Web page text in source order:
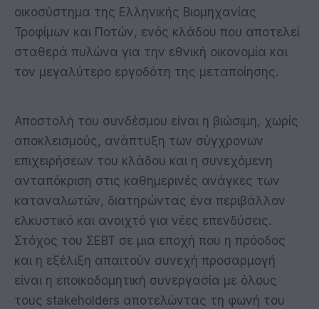
οικοσύστημα της Ελληνικής Βιομηχανίας
Τροφίμων και Ποτών, ενός κλάδου που αποτελεί
σταθερά πυλώνα για την εθνική οικονομία και
τον μεγαλύτερο εργοδότη της μεταποίησης.
Αποστολή του συνδέσμου είναι η βιώσιμη, χωρίς
αποκλεισμούς, ανάπτυξη των σύγχρονων
επιχειρήσεων του κλάδου και η συνεχόμενη
ανταπόκριση στις καθημερινές ανάγκες των
καταναλωτών, διατηρώντας ένα περιβάλλον
ελκυστικό και ανοιχτό για νέες επενδύσεις.
Στόχος του ΣΕΒΤ σε μια εποχή που η πρόοδος
και η εξέλιξη απαιτούν συνεχή προσαρμογή
είναι η εποικοδομητική συνεργασία με όλους
τους stakeholders αποτελώντας τη φωνή του